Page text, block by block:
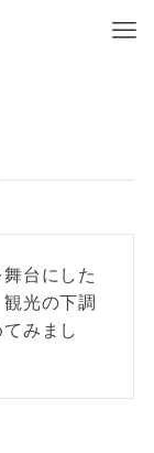
台にした
光の下調
みまし